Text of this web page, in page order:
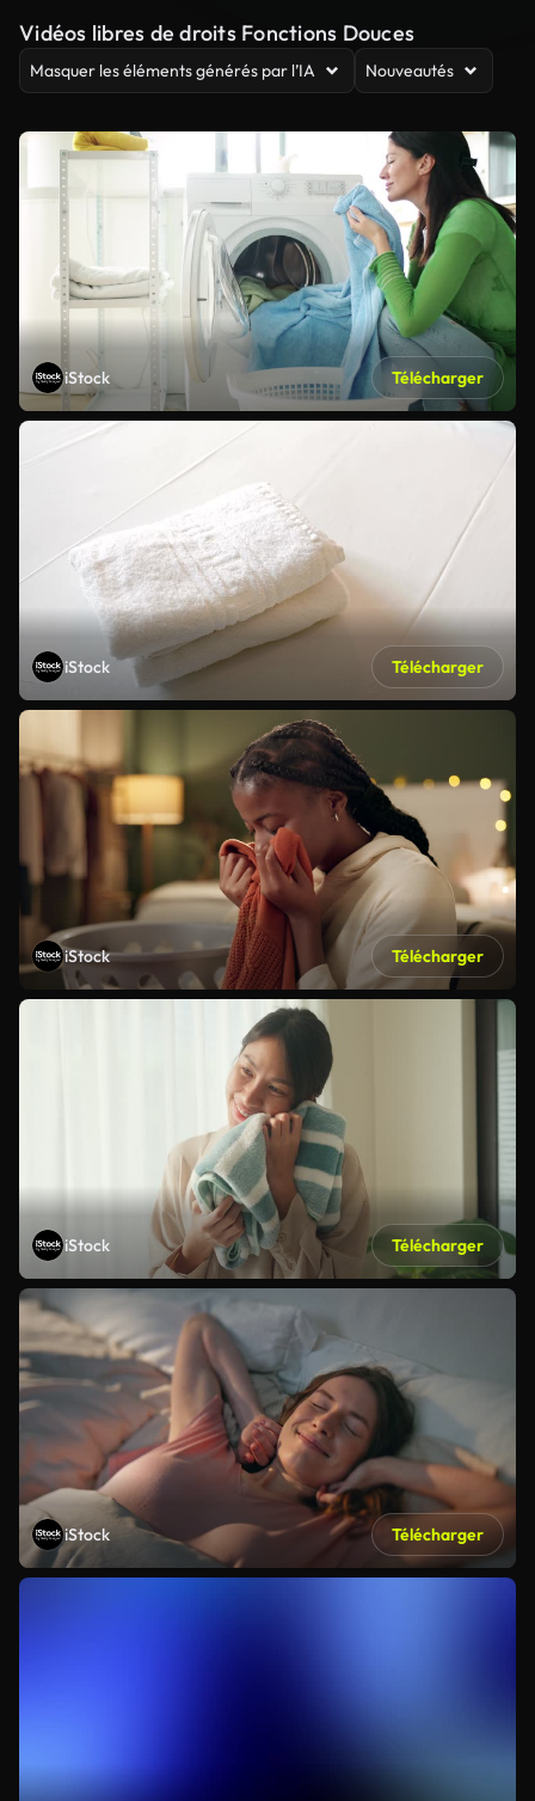
Vidéos libres de droits Fonctions Douces
Masquer les éléments générés par l’IA Nouveautés
iStock Télécharger
iStock Télécharger
iStock Télécharger
iStock Télécharger
iStock Télécharger